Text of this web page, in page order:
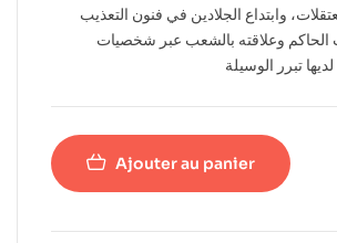
وابتداع الجلادين في فنون التعذيب
الحاكم وعلاقته بالشعب عبر شخصيات
Ajouter au panier